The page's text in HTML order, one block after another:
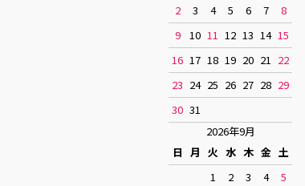
2
3 4 5 6 7
8
9
10 11 12 13 14 15
16 17 18 19 20 21 22
23 24 25 26 27 28 29
30 31
2026年9月
日 月 火 水 木 金 土
1
2 3 4
5